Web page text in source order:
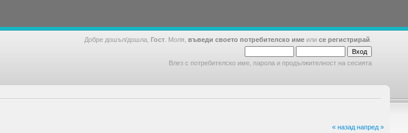
Добре дошъл/дошла, Гост . Моля, въведи своето потребителско име или се регистрирай
Влез с потребителско име, парола и продължителност на сесията
« назад напред »